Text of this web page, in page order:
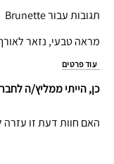
תגובות עבור Brunette
מראה טבעי, נזאר
עוד פרטים
כן, הייתי ממליץ/ה
האם חוות דעת זו עזרה